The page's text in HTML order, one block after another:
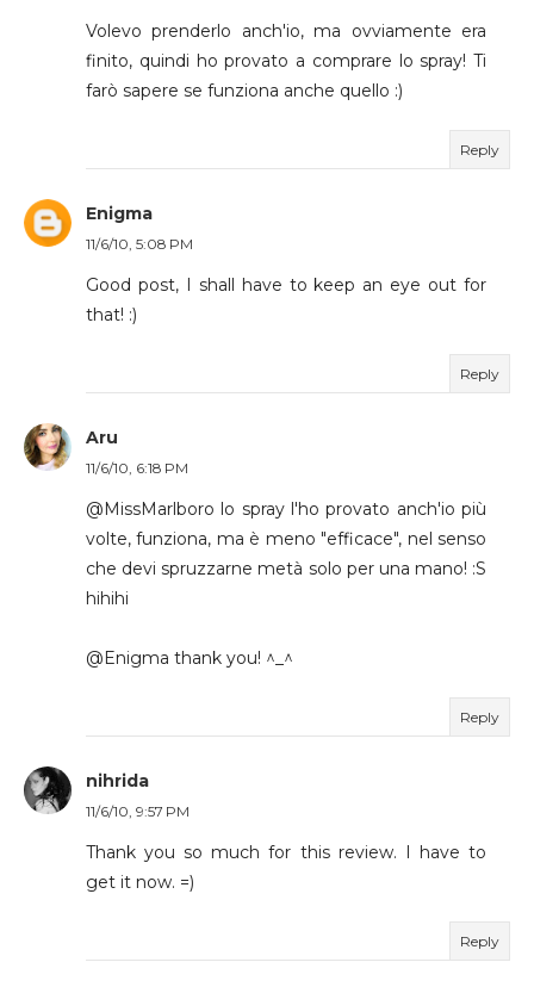
Volevo prenderlo anch'io, ma ovviamente era
finito, quindi ho provato a comprare lo spray! Ti
farò sapere se funziona anche quello :)
Reply
Enigma
11/6/10, 5:08 PM
Good post, I shall have to keep an eye out for
that! :)
Reply
Aru
11/6/10, 6:18 PM
@MissMarlboro lo spray l'ho provato anch'io più
volte, funziona, ma è meno "efficace", nel senso
che devi spruzzarne metà solo per una mano! :S
hihihi
@Enigma thank you! ^_^
Reply
nihrida
11/6/10, 9:57 PM
Thank you so much for this review. I have to
get it now. =)
Reply